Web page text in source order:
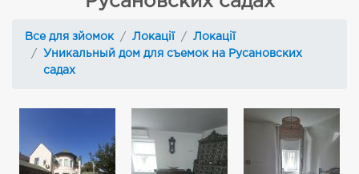
Все для зйомок Локації
Локації
Уникальный дом для съемок на Русановских
садах